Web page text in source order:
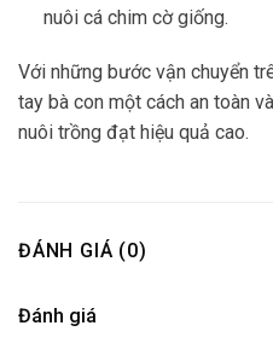
nuôi cá chim cờ giống.
Với những bước vận chuyển
tay bà con một cách an toàn
nuôi trồng đạt hiệu quả cao.
ĐÁNH GIÁ (0)
Đánh giá